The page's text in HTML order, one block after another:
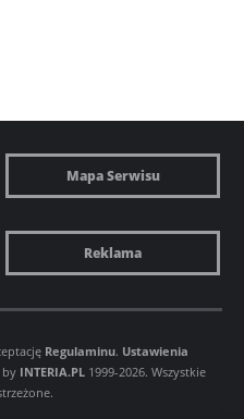
Mapa Serwisu
Reklama
Regulaminu. Ustawienia
by INTERIA.PL 1999-2026. Wszystkie